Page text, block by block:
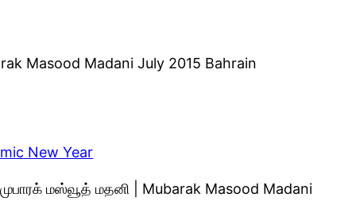
Masood Madani July 2015 Bahrain
New Year
மஸ்வூத் மதனி | Mubarak Masood Madani